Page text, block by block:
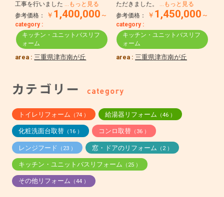
工事を行いました …もっと見る
参考価格：
￥ 1,400,000 ～
category :
キッチン・ユニットバスリフ
ォーム
area :三重県津市南が丘
ただきました。 …もっと見る
参考価格：
￥ 1,450,000 ～
category :
キッチン・ユニットバスリフ
ォーム
area :三重県津市南が丘
トイレリフォーム （74 ） 給湯器リフォーム （46 ）
化粧洗面台取替（16 ） コンロ取替 （36 ）
レンジフード （23 ） 窓・ドアのリフォーム （2 ）
キッチン・ユニットバスリフォーム （25 ）
その他リフォーム （44 ）